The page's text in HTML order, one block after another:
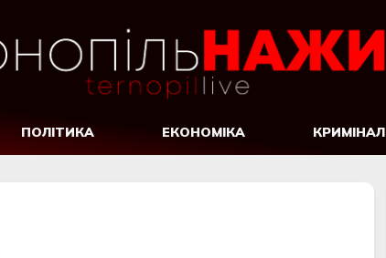
ПОЛІТИКА ЕКОНОМІКА КРИМІНАЛ